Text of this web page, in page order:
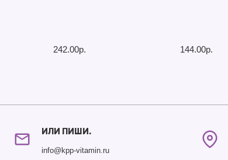
242.00р. 144.00р.
ИЛИ ПИШИ.
info@kpp-vitamin.ru